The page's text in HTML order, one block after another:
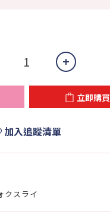
立即購買
加入追蹤清單
クスライ